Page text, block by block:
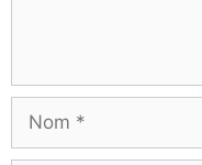
Nom